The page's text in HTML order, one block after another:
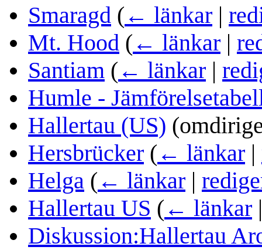
Smaragd ( ← länkar |
Mt. Hood ( ← länkar |
Santiam ( ← länkar |
Humle -
Hallertau (US)
Hersbrücker ( ← länkar |
Helga ( ← länkar |
Hallertau US ( ← länkar
Diskussion:Hallertau